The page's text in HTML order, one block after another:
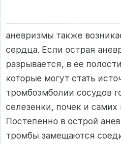
аневризмы также
сердца. Если острая
разрывается, в ее
которые могут стать
тромбоэмболии сосудов
селезенки, почек и
Постепенно в острой
тромбы замещаются